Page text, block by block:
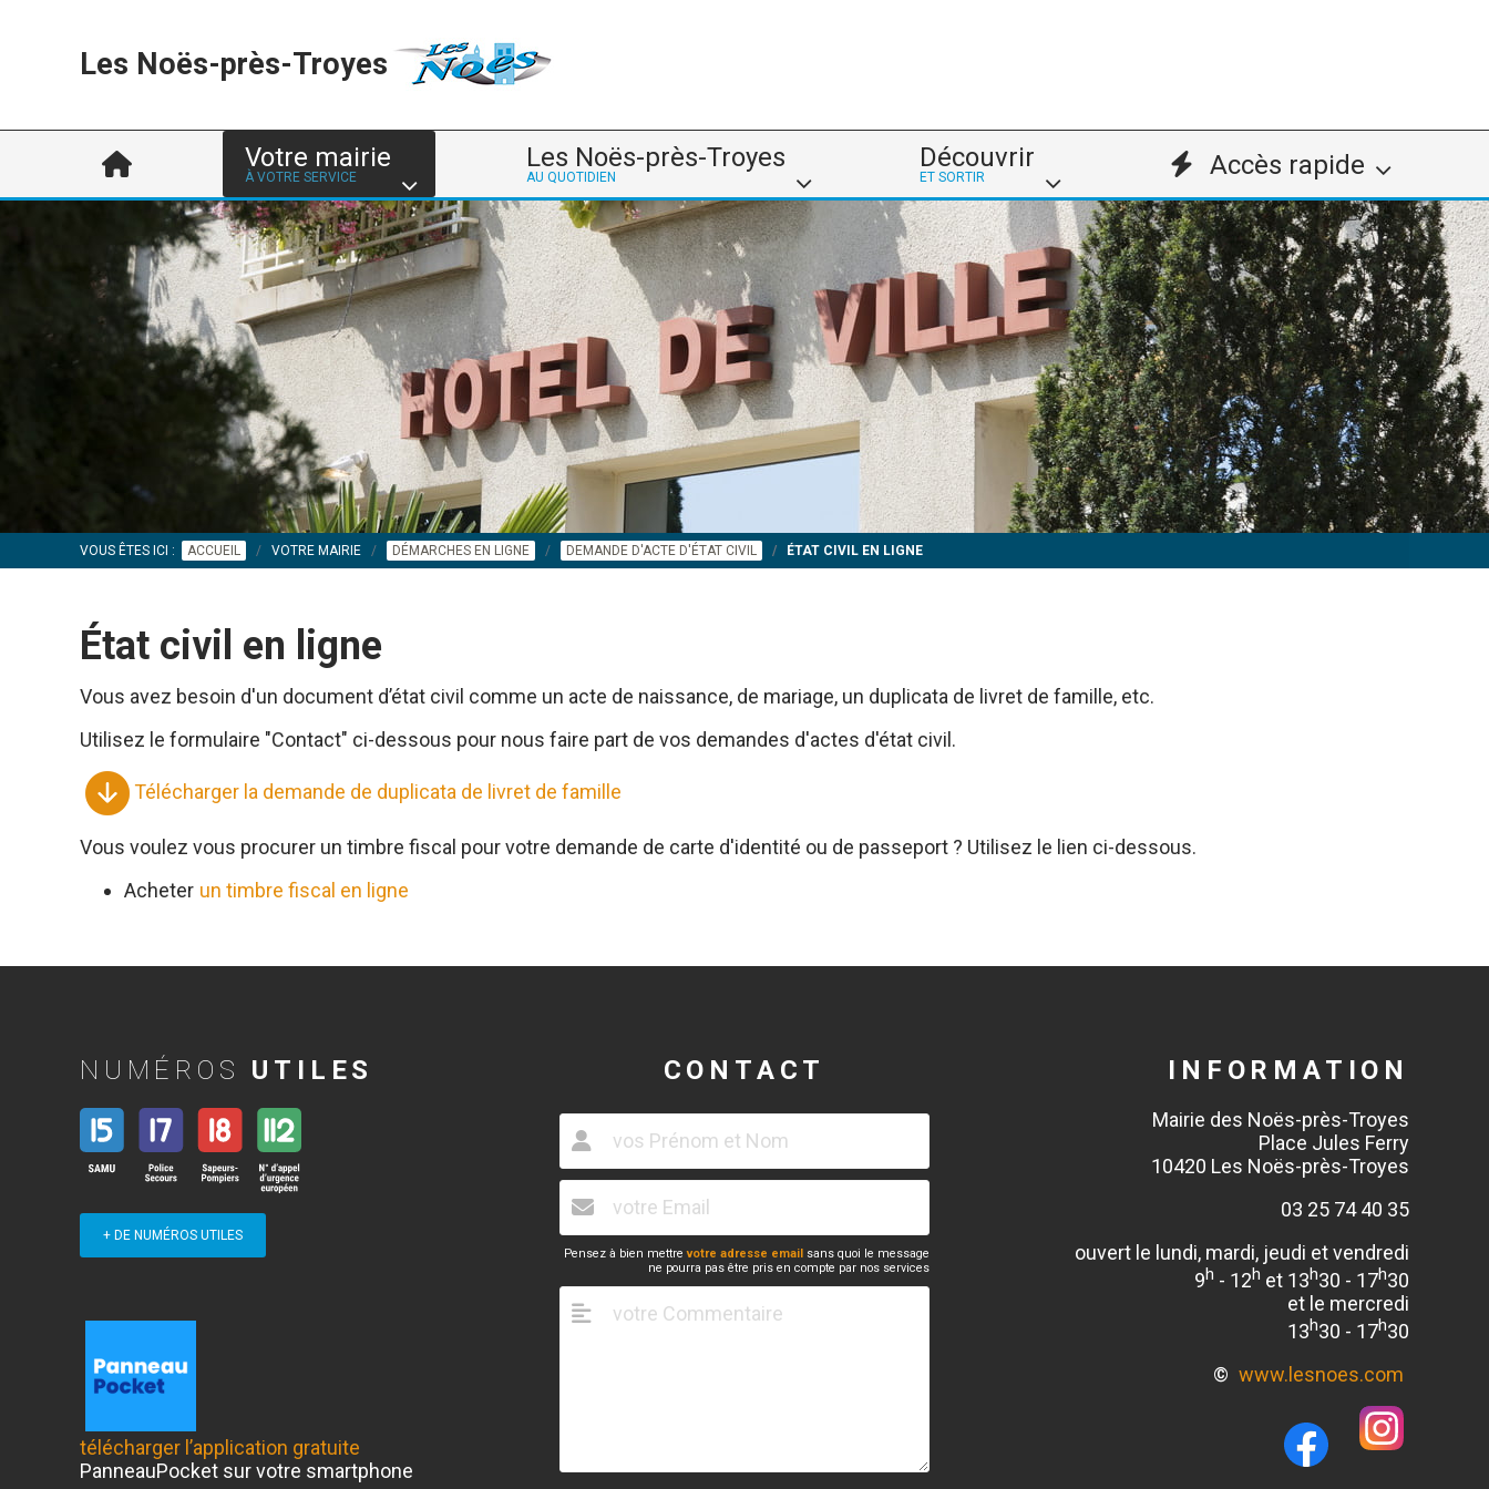
Les Noës-près-Troyes
Votre mairie
À VOTRE SERVICE
Les Noës-près-Troyes
AU QUOTIDIEN
Découvrir
ET SORTIR Accès rapide
VOUS ÊTES ICI : ACCUEIL VOTRE MAIRIE DÉMARCHES EN LIGNE DEMANDE D'ACTE D'ÉTAT CIVIL ÉTAT CIVIL EN LIGNE
État civil en ligne
Vous avez besoin d'un document d’état civil comme un acte de naissance, de mariage, un duplicata de livret de famille, etc.
Utilisez le formulaire "Contact" ci-dessous pour nous faire part de vos demandes d'actes d'état civil.
Télécharger la demande de duplicata de livret de famille
Vous voulez vous procurer un timbre fiscal pour votre demande de carte d'identité ou de passeport ? Utilisez le lien ci-dessous.
Acheter un timbre fiscal en ligne
NUMÉROS UTILES
+ DE NUMÉROS UTILES
télécharger l’application gratuite
PanneauPocket sur votre smartphone
CONTACT
Pensez à bien mettrevotre adresse emailsans quoi le message
ne pourra pas être pris en compte par nos services
INFORMATION
Mairie des Noës-près-Troyes
Place Jules Ferry
10420 Les Noës-près-Troyes
03 25 74 40 35
ouvert le lundi, mardi, jeudi et vendredi
9h - 12h et 13h30 - 17h30
et le mercredi
13h30 - 17h30
© www.lesnoes.com